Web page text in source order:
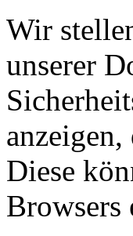
Wir
unserer
Diese
Browsers